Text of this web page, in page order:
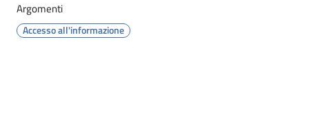
Segnalazioni
Argomenti
Accesso all'informazione